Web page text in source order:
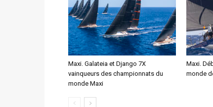
Maxi. Galateia et Django 7X
vainqueurs des championnats du
monde Maxi
Maxi.
monde